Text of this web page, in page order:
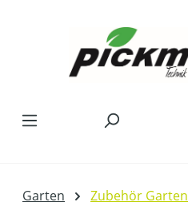
Garten Zubehör Garten